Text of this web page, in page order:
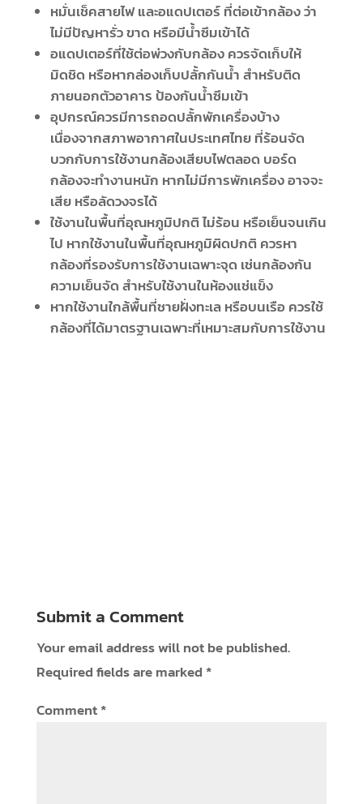
หมั่นเช็คสายไฟ และอแดปเตอร์ ที่ต่อเข้ากล้อง ว่า
ไม่มีปัญหารั่ว ขาด หรือมีน้ำซึมเข้าได้
อแดปเตอร์ที่ใช้ต่อพ่วงกับกล้อง ควรจัดเก็บให้
มิดชิด หรือหากล่องเก็บปลั้กกันน้ำ สำหรับติด
ภายนอกตัวอาคาร ป้องกันน้ำซึมเข้า
อุปกรณ์ควรมีการถอดปลั้กพักเครื่องบ้าง
เนื่องจากสภาพอากาศในประเทศไทย ที่ร้อนจัด
บวกกับการใช้งานกล้องเสียบไฟตลอด บอร์ด
กล้องจะทำงานหนัก หากไม่มีการพักเครื่อง อาจจะ
เสีย หรือลัดวงจรได้
ใช้งานในพื้นที่อุณหภูมิปกติ ไม่ร้อน หรือเย็นจนเกิน
ไป หากใช้งานในพื้นที่อุณหภูมิผิดปกติ ควรหา
กล้องที่รองรับการใช้งานเฉพาะจุด เช่นกล้องกัน
ความเย็นจัด สำหรับใช้งานในห้องแช่แข็ง
หากใช้งานใกล้พื้นที่ชายฝั่งทะเล หรือบนเรือ ควรใช้
กล้องที่ได้มาตรฐานเฉพาะที่เหมาะสมกับการใช้งาน
Submit a Comment
Your email address will not be published.
Required fields are marked *
Comment*